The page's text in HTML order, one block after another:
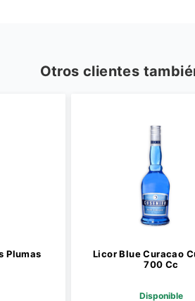
Otros clientes
Plumas
Licor Blue Curacao
700 Cc
Disponible